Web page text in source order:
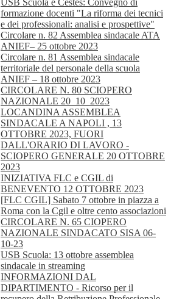
USB Scuola e Cestes: Convegno di
formazione docenti "La riforma dei tecnici
e dei professionali: analisi e prospettive"
Circolare n. 82 Assemblea sindacale ATA
ANIEF– 25 ottobre 2023
Circolare n. 81 Assemblea sindacale
territoriale del personale della scuola
ANIEF – 18 ottobre 2023
CIRCOLARE N. 80 SCIOPERO
NAZIONALE 20_10_2023
LOCANDINA ASSEMBLEA
SINDACALE A NAPOLI , 13
OTTOBRE 2023, FUORI
DALL'ORARIO DI LAVORO -
SCIOPERO GENERALE 20 OTTOBRE
2023
INIZIATIVA FLC e CGIL di
BENEVENTO 12 OTTOBRE 2023
[FLC CGIL] Sabato 7 ottobre in piazza a
Roma con la Cgil e oltre cento associazioni
CIRCOLARE N. 65 CIOPERO
NAZIONALE SINDACATO SISA 06-
10-23
USB Scuola: 13 ottobre assemblea
sindacale in streaming
INFORMAZIONI DAL
DIPARTIMENTO - Ricorso per il